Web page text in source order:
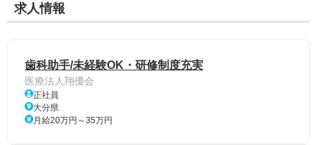
求人情報
歯科助手/未経験OK・研修制度充実
医療法人翔優会
正社員
大分県
月給20万円～35万円